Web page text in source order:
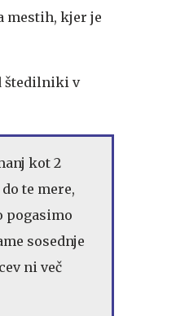
mestih, kjer je
štedilniki v
kot 2
te mere,
pogasimo
sosednje
ni več